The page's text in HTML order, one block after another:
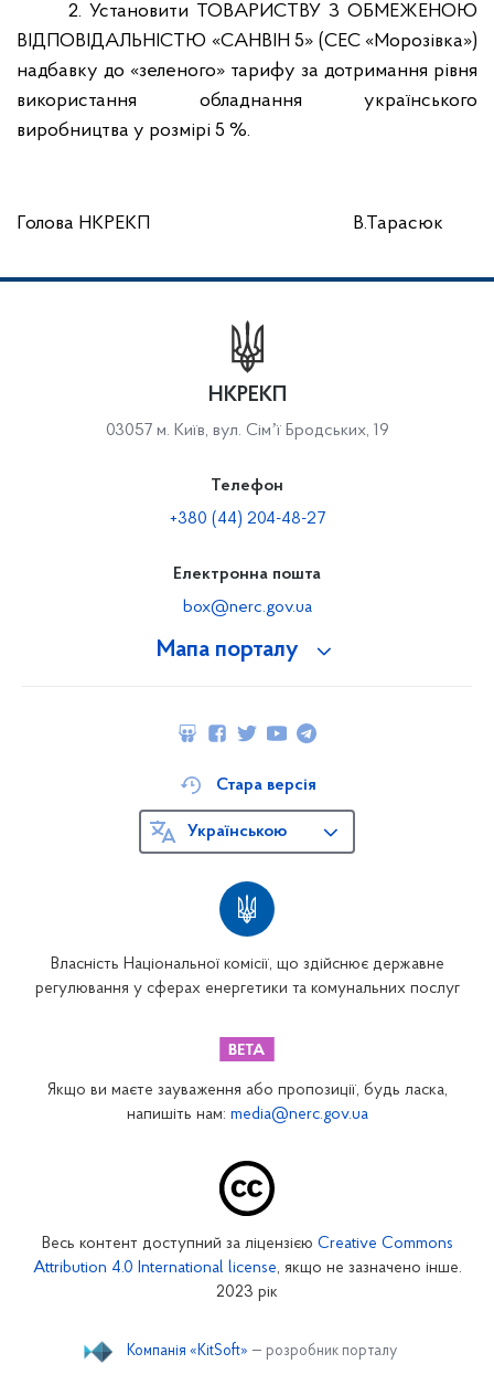
2. Установити ТОВАРИСТВУ З ОБМЕЖЕНОЮ
ВІДПОВІДАЛЬНІСТЮ «САНВІН 5» (СЕС «Морозівка»)
надбавку до «зеленого» тарифу за дотримання рівня
використання обладнання українського
виробництва у розмірі 5 %.
Голова НКРЕКП В.Тарасюк
Мапа порталу
НКРЕКП
03057 м. Київ, вул. Сімʼї Бродських, 19
Телефон
+380 (44) 204-48-27
Електронна пошта
box@nerc.gov.ua
Власність Національної комісії, що здійснює державне
регулювання у сферах енергетики та комунальних послуг
Стара версія
Українською
Якщо ви маєте зауваження або пропозиції, будь ласка,
напишіть нам: media@nerc.gov.ua
Весь контент доступний за ліцензією Creative Commons
Attribution 4.0 International license, якщо не зазначено інше.
2023 рік
Компанія «KitSoft» — розробник порталу